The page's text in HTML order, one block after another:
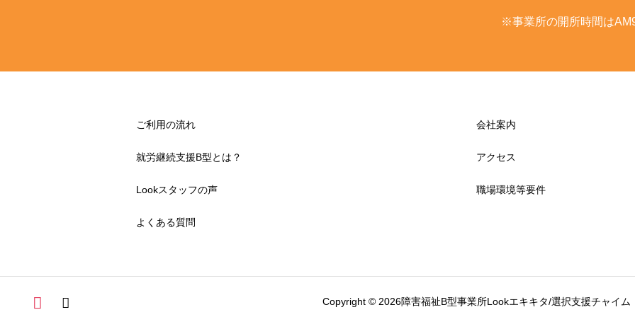
※事業所の開所時間は
ご利用の流れ
就労継続支援B型とは？
Lookスタッフの声
よくある質問
会社案内
アクセス
職場環境等要件
Copyright © 2026障害福祉B型事業所Lookエキキタ/選択支援チャイム